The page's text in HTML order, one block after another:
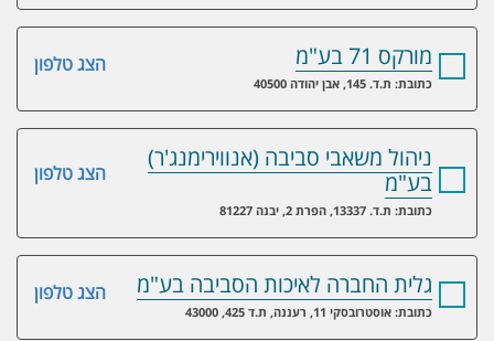
הצג טלפון מורקס 71 בע"מ
כתובת: ת.ד. 145, אבן יהודה 40500
הצג טלפון
ניהול משאבי סביבה (אנווירימנג'ר)
בע"מ
כתובת: ת.ד. 13337, הפרת 2, יבנה 81227
הצג טלפון גלית החברה לאיכות הסביבה בע"מ
כתובת: אוסטרובסקי 11, רעננה, ת.ד 425, 43000